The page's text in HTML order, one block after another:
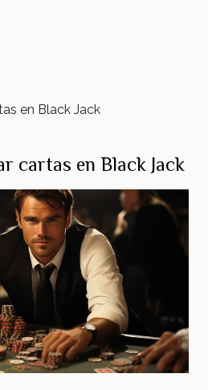
en Black Jack
cartas en Black Jack